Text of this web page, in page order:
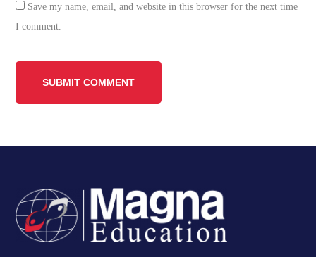
Save my name, email, and website in this browser for the next time
I comment.